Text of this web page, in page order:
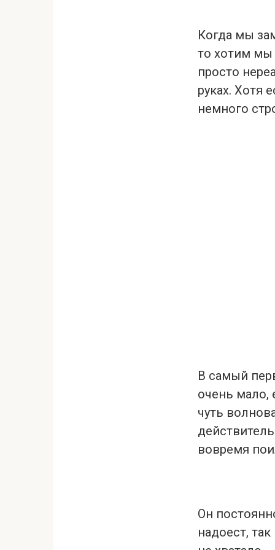
Когда мы
то хотим мы
просто
руках. Хотя
немного
В самый
очень мало,
чуть
вовремя
Он
надоест,